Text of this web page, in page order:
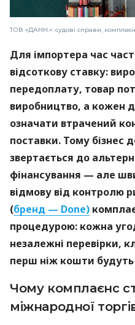
ТОВ «ДАНН.»: судові справи,
Для імпортера час
відсоткову ставку:
передоплату, товар
виробництво, а кожен
означати втрачений
поставки. Тому бізнес
звертається до
фінансування — але
відмову від контролю
(бренд — Done)
процедурою: кожна
незалежні перевірки,
перш ніж кошти будуть
Чому комплаєнс
міжнародної